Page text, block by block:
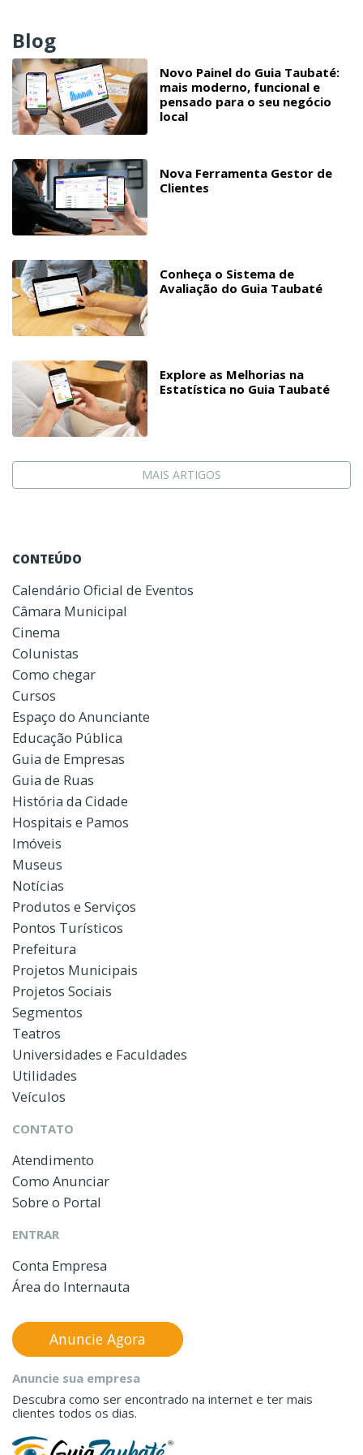
Blog
Novo Painel do Guia Taubaté:
mais moderno, funcional e
pensado para o seu negócio
local
Nova Ferramenta Gestor de
Clientes
Conheça o Sistema de
Avaliação do Guia Taubaté
Explore as Melhorias na
Estatística no Guia Taubaté
MAIS ARTIGOS
CONTEÚDO
Calendário Oficial de Eventos
Câmara Municipal
Cinema
Colunistas
Como chegar
Cursos
Espaço do Anunciante
Educação Pública
Guia de Empresas
Guia de Ruas
História da Cidade
Hospitais e Pamos
Imóveis
Museus
Notícias
Produtos e Serviços
Pontos Turísticos
Prefeitura
Projetos Municipais
Projetos Sociais
Segmentos
Teatros
Universidades e Faculdades
Utilidades
Veículos
CONTATO
Atendimento
Como Anunciar
Sobre o Portal
ENTRAR
Conta Empresa
Área do Internauta
Anuncie sua empresa
Descubra como ser encontrado na internet e ter mais
clientes todos os dias.
Anuncie Agora